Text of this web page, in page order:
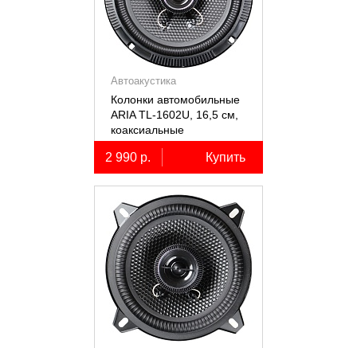
Автоакустика
Колонки автомобильные
ARIA TL-1602U, 16,5 см,
коаксиальные
двухполосные, 2 шт.
2 990 р. Купить